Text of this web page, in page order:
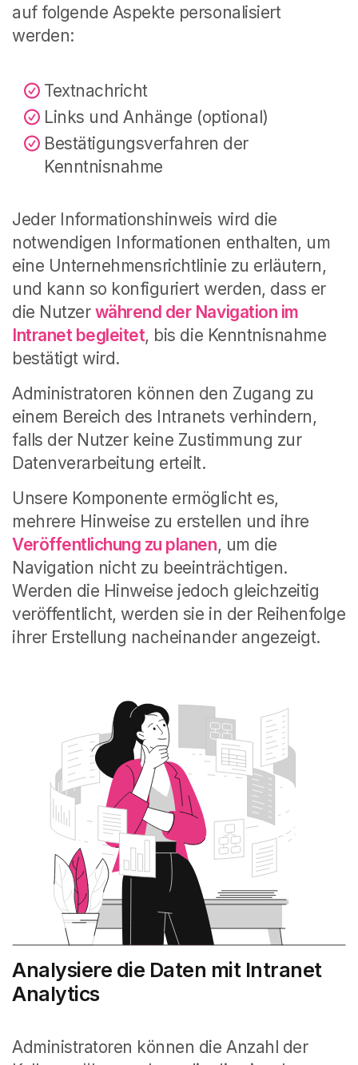
auf folgende Aspekte personalisiert
werden:
Textnachricht
Links und Anhänge (optional)
Bestätigungsverfahren der
Kenntnisnahme
Jeder Informationshinweis wird die
notwendigen Informationen enthalten, um
eine Unternehmensrichtlinie zu erläutern,
und kann so konfiguriert werden, dass er
die Nutzer während der Navigation im
Intranet begleitet, bis die Kenntnisnahme
bestätigt wird.
Administratoren können den Zugang zu
einem Bereich des Intranets verhindern,
falls der Nutzer keine Zustimmung zur
Datenverarbeitung erteilt.
Unsere Komponente ermöglicht es,
mehrere Hinweise zu erstellen und ihre
Veröffentlichung zu planen, um die
Navigation nicht zu beeinträchtigen.
Werden die Hinweise jedoch gleichzeitig
veröffentlicht, werden sie in der Reihenfolge
ihrer Erstellung nacheinander angezeigt.
Analysiere die Daten mit Intranet
Analytics
Administratoren können die Anzahl der